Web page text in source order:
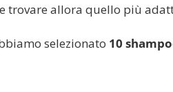
trovare allora quello più
selezionato 10